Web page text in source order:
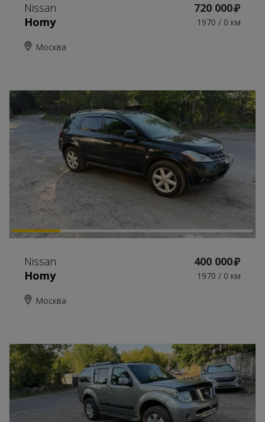
Nissan
720 000
Homy
1970 / 0 км
Москва
Nissan
400 000
Homy
1970 / 0 км
Москва